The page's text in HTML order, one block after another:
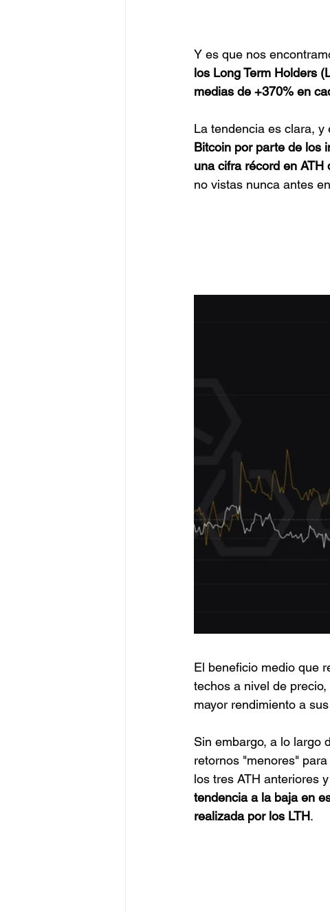
Y es que nos
los Long Term Holders
medias de +370% en
La tendencia es clara, y
Bitcoin por parte de los
una cifra récord en
no vistas nunca antes
El beneficio medio que
techos a nivel de
mayor rendimiento a
Sin embargo, a lo largo
retornos "menores"
los tres ATH anteriores
tendencia a la baja en
realizada por los LTH.